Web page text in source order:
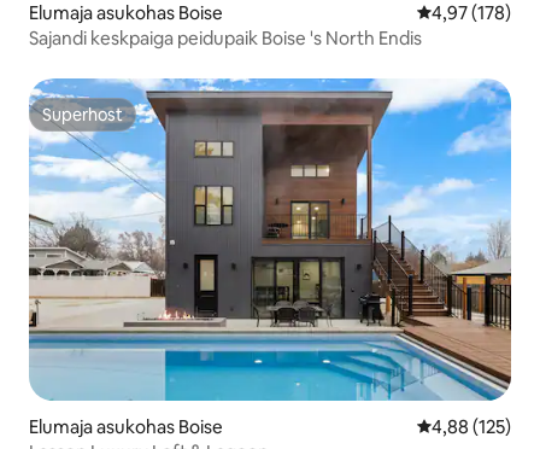
Elumaja asukohas Boise Keskmine
4,97 (178)
Sajandi keskpaiga peidupaik Boise 's North Endis
Superhost
Superhost
Elumaja asukohas Boise Keskmine
4,88 (125)